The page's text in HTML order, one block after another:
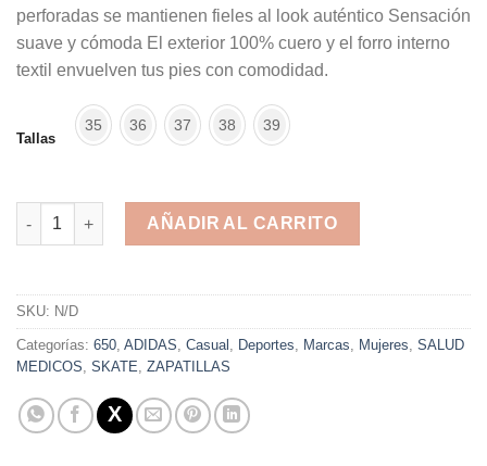
perforadas se mantienen fieles al look auténtico Sensación
suave y cómoda El exterior 100% cuero y el forro interno
textil envuelven tus pies con comodidad.
Tallas
35 36 37 38 39
Adidas Stan Smith EE5865 cantidad
AÑADIR AL CARRITO
SKU: N/D
Categorías: 650, ADIDAS, Casual , Deportes, Marcas, Mujeres, SALUD
MEDICOS, SKATE, ZAPATILLAS